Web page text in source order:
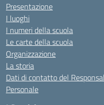
Presentazione
I luoghi
I numeri della scuola
Le carte della scuola
Organizzazione
La storia
Dati di contatto del
Personale